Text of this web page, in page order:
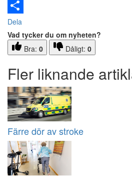
Email
Dela
Vad tycker du om nyheten?
Bra: 0 Dåligt: 0
Fler liknande
Färre dör av stroke